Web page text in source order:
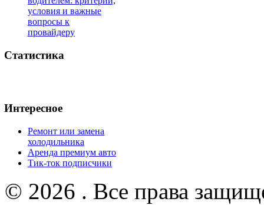
условия и важные
вопросы к
провайдеру
Статистика
Интересное
Ремонт или замена
холодильника
Аренда премиум авто
Тик-ток подписчики
© 2026 . Все права